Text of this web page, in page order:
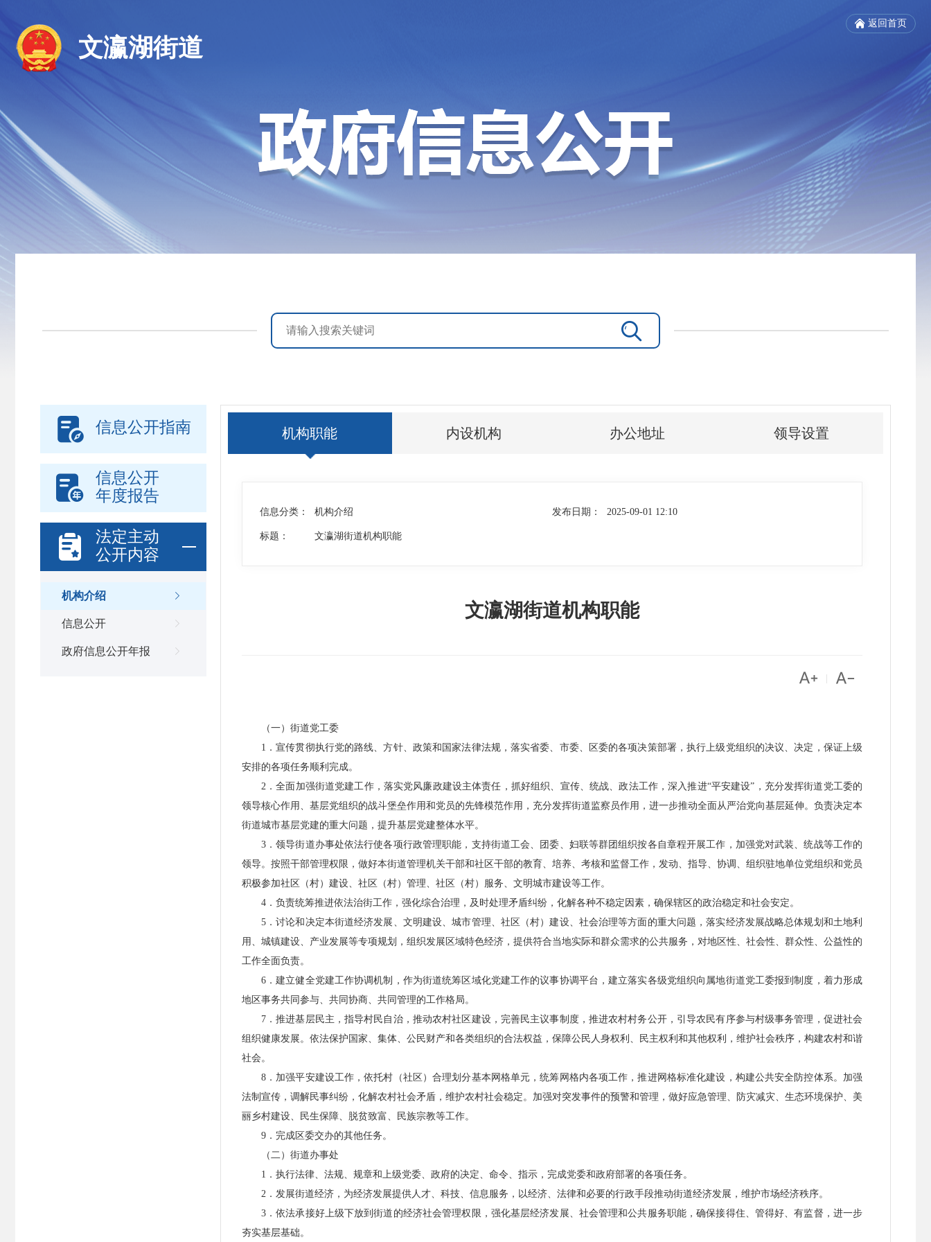
文瀛湖街道
 返回首页

 信息公开指南

信息公开
年度报告

法定主动
公开内容

机构介绍

信息公开

政府信息公开年报
机构职能 内设机构 办公地址 领导设置
信息分类： 机构介绍 发布日期： 2025-09-01 12:10
标题： 文瀛湖街道机构职能
文瀛湖街道机构职能
 
（一）街道党工委
1．宣传贯彻执行党的路线、方针、政策和国家法律法规，落实省委、市委、区委的各项决策部署，执行上级党组织的决议、决定，保证上级
安排的各项任务顺利完成。
2．全面加强街道党建工作，落实党风廉政建设主体责任，抓好组织、宣传、统战、政法工作，深入推进“平安建设”，充分发挥街道党工委的
领导核心作用、基层党组织的战斗堡垒作用和党员的先锋模范作用，充分发挥街道监察员作用，进一步推动全面从严治党向基层延伸。负责决定本
街道城市基层党建的重大问题，提升基层党建整体水平。
3．领导街道办事处依法行使各项行政管理职能，支持街道工会、团委、妇联等群团组织按各自章程开展工作，加强党对武装、统战等工作的
领导。按照干部管理权限，做好本街道管理机关干部和社区干部的教育、培养、考核和监督工作，发动、指导、协调、组织驻地单位党组织和党员
积极参加社区（村）建设、社区（村）管理、社区（村）服务、文明城市建设等工作。
4．负责统筹推进依法治街工作，强化综合治理，及时处理矛盾纠纷，化解各种不稳定因素，确保辖区的政治稳定和社会安定。
5．讨论和决定本街道经济发展、文明建设、城市管理、社区（村）建设、社会治理等方面的重大问题，落实经济发展战略总体规划和土地利
用、城镇建设、产业发展等专项规划，组织发展区域特色经济，提供符合当地实际和群众需求的公共服务，对地区性、社会性、群众性、公益性的
工作全面负责。
6．建立健全党建工作协调机制，作为街道统筹区域化党建工作的议事协调平台，建立落实各级党组织向属地街道党工委报到制度，着力形成
地区事务共同参与、共同协商、共同管理的工作格局。
7．推进基层民主，指导村民自治，推动农村社区建设，完善民主议事制度，推进农村村务公开，引导农民有序参与村级事务管理，促进社会
组织健康发展。依法保护国家、集体、公民财产和各类组织的合法权益，保障公民人身权利、民主权利和其他权利，维护社会秩序，构建农村和谐
社会。
8．加强平安建设工作，依托村（社区）合理划分基本网格单元，统筹网格内各项工作，推进网格标准化建设，构建公共安全防控体系。加强
法制宣传，调解民事纠纷，化解农村社会矛盾，维护农村社会稳定。加强对突发事件的预警和管理，做好应急管理、防灾减灾、生态环境保护、美
丽乡村建设、民生保障、脱贫致富、民族宗教等工作。
9．完成区委交办的其他任务。
（二）街道办事处
1．执行法律、法规、规章和上级党委、政府的决定、命令、指示，完成党委和政府部署的各项任务。
2．发展街道经济，为经济发展提供人才、科技、信息服务，以经济、法律和必要的行政手段推动街道经济发展，维护市场经济秩序。
3．依法承接好上级下放到街道的经济社会管理权限，强化基层经济发展、社会管理和公共服务职能，确保接得住、管得好、有监督，进一步
夯实基层基础。